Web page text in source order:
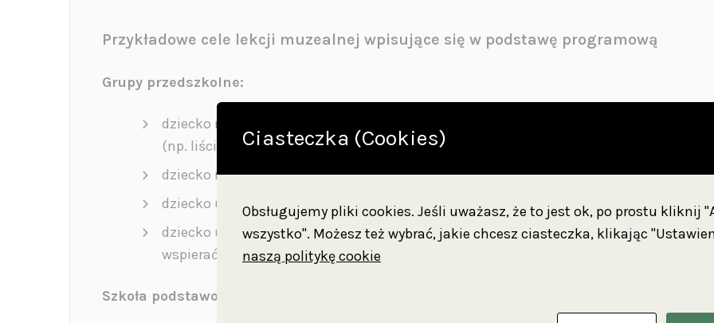
Przykładowe cele lekcji muzealnej wpisujące się w podstawę programową
Grupy przedszkolne:
dziecko rozwija swoje zdolności sensoryczne, ucząc się rozpoznawać zapachy,
(np. liści, kory) oraz zauważać owady.
dziecko rozpoznaje kilka popularnych gatunków drzew, dzięki prostym wskazówkom
dziecko uczy się, jakie potrzeby mają owady i jak ważne jest ich chronienie w
dziecko uczestniczy w tworzeniu prostych poidełek i domków dla owadów, rozwijając
wspierać naturę.
Szkoła podstawowa klasy 1-3:
Ciasteczka (Cookies)
Obsługujemy pliki cookies. Jeśli uważasz, że to jest ok, po prostu kliknij
wszystko". Możesz też wybrać, jakie chcesz ciasteczka, klikając
naszą politykę cookie